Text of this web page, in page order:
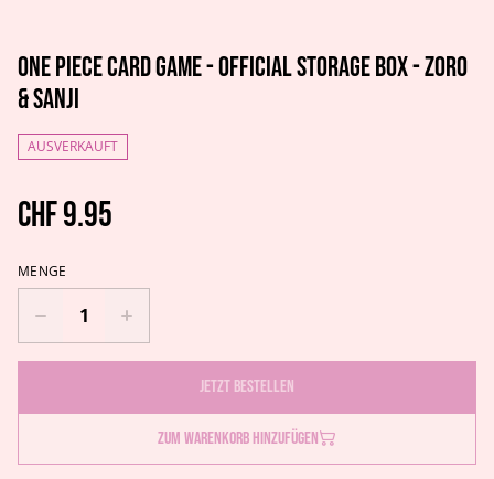
One Piece Card Game - Official Storage Box - Zoro
& Sanji
AUSVERKAUFT
CHF 9.95
MENGE
Jetzt bestellen
Zum Warenkorb hinzufügen